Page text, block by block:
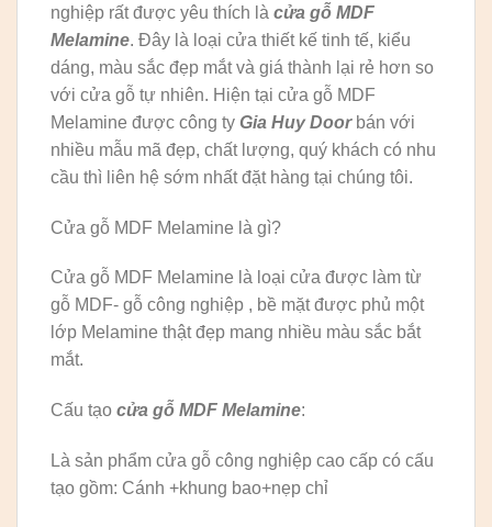
nghiệp rất được yêu thích là cửa gỗ MDF
Melamine. Đây là loại cửa thiết kế tinh tế, kiểu
dáng, màu sắc đẹp mắt và giá thành lại rẻ hơn so
với cửa gỗ tự nhiên. Hiện tại cửa gỗ MDF
Melamine được công ty Gia HuyDoorbán với
nhiều mẫu mã đẹp, chất lượng, quý khách có nhu
cầu thì liên hệ sớm nhất đặt hàng tại chúng tôi.
Cửa gỗ MDF Melamine là gì?
Cửa gỗ MDF Melamine là loại cửa được làm từ
gỗ MDF- gỗ công nghiệp , bề mặt được phủ một
lớp Melamine thật đẹp mang nhiều màu sắc bắt
mắt.
Cấu tạo cửa gỗ MDF Melamine:
Là sản phẩm cửa gỗ công nghiệp cao cấp có cấu
tạo gồm: Cánh +khung bao+nẹp chỉ